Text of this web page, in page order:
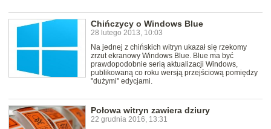
Chińczycy o Windows Blue
28 lutego 2013, 10:03
Na jednej z chińskich witryn ukazał się rzekomy
zrzut ekranowy Windows Blue. Blue ma być
prawdopodobnie serią aktualizacji Windows,
publikowaną co roku wersją przejściową pomiędzy
"dużymi" edycjami.
Połowa witryn zawiera dziury
22 grudnia 2016, 13:31